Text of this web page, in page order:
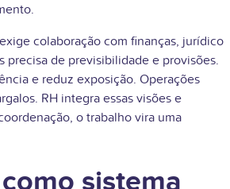
colaboração com finanças, jurídico
precisa de previsibilidade e provisões.
e reduz exposição. Operações
RH integra essas visões e
o trabalho vira uma
sistema